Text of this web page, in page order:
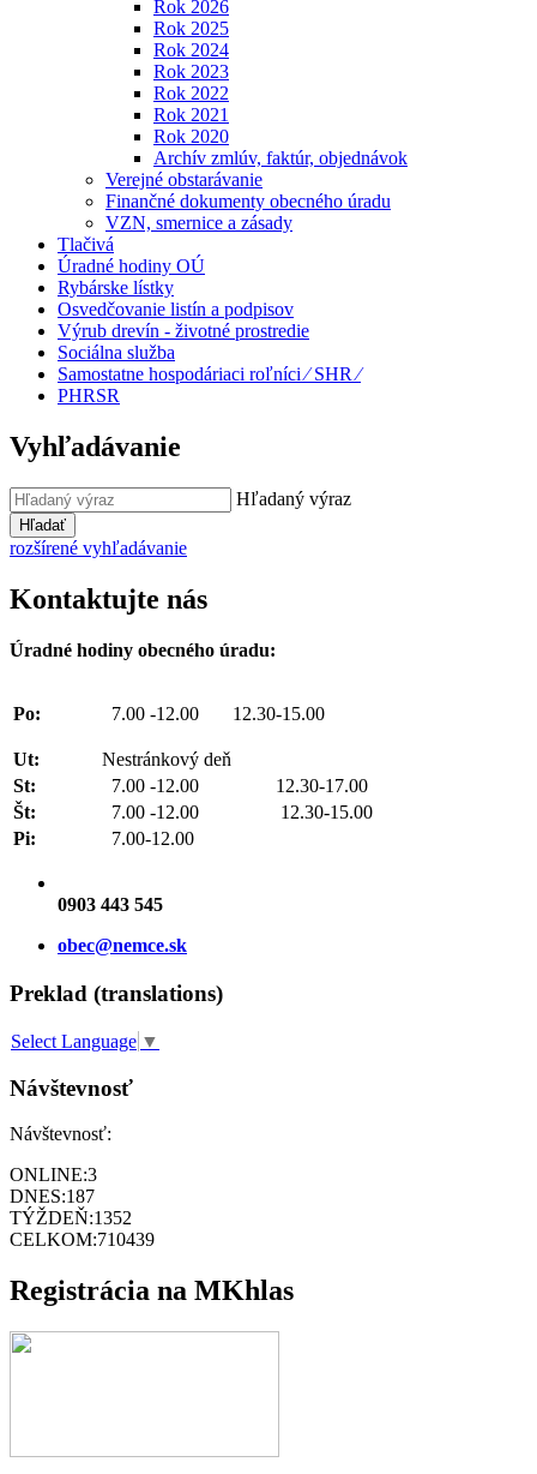
Rok 2026
Rok 2025
Rok 2024
Rok 2023
Rok 2022
Rok 2021
Rok 2020
Archív zmlúv, faktúr, objednávok
Verejné obstarávanie
Finančné dokumenty obecného úradu
VZN, smernice a zásady
Tlačivá
Úradné hodiny OÚ
Rybárske lístky
Osvedčovanie listín a podpisov
Výrub drevín - životné prostredie
Sociálna služba
Samostatne hospodáriaci roľníci ⁄ SHR ⁄
PHRSR
Vyhľadávanie
Hľadaný výraz
Hľadať
rozšírené vyhľadávanie
Kontaktujte nás
Úradné hodiny obecného úradu:
Po: 7.00 -12.00 12.30-15.00
Ut:
Nestránkový deň
St:
7.00 -12.00 12.30-17.00
Št:
7.00 -12.00 12.30-15.00
Pi:
7.00-12.00
0903 443 545
obec@nemce.sk
Preklad (translations)
Select Language ▼
Návštevnosť
Návštevnosť:
ONLINE:3
DNES:187
TÝŽDEŇ:1352
CELKOM:710439
Registrácia na MKhlas